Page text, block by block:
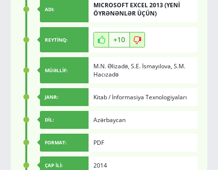
ADI:
MICROSOFT EXCEL 2013 (YENİ
ÖYRƏNƏNLƏR ÜÇÜN)
REYTİNQ: +10
MÜƏLLİF: M.N. Əlizadə,S.E. İsmayılova,S.M.
Hacızadə
JANR: Kitab/İnformasiya Texnologiyaları
DİL: Azərbaycan
FORMAT: PDF
ÇAP İLİ: 2014